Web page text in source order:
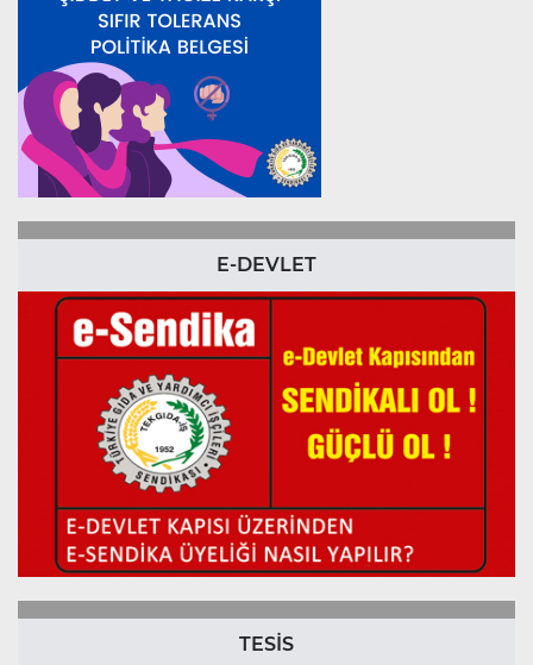
E-DEVLET
TESİS